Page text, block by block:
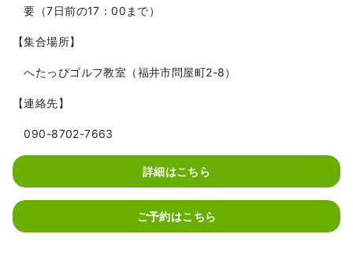
要（7日前の17：00まで）
【集合場所】
へたっぴゴルフ教室（福井市問屋町2-8）
【連絡先】
090-8702-7663
詳細はこちら
ご予約はこちら